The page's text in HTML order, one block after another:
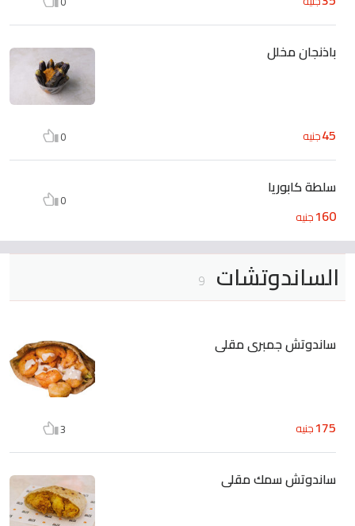
باذنجان مخلل
45جنيه 0
سلطة كابوريا
160جنيه
0
الساندوتشات 9
ساندوتش جمبرى مقلى
175جنيه 3
ساندوتش سمك مقلى